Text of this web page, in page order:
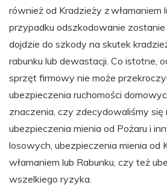
również od Kradzieży z włamaniem
przypadku odszkodowanie zostanie
dojdzie do szkody na skutek
rabunku lub dewastacji. Co istotne,
sprzęt firmowy nie może
ubezpieczenia ruchomości
znaczenia, czy zdecydowaliśmy się
ubezpieczenia mienia od Pożaru i
losowych, ubezpieczenia mienia od
włamaniem lub Rabunku, czy też
wszelkiego ryzyka.